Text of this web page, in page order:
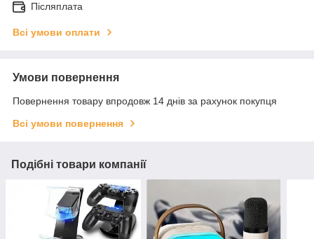
Післяплата
Всі умови оплати
Умови повернення
Повернення товару впродовж 14 днів за рахунок покупця
Всі умови повернення
Подібні товари компанії